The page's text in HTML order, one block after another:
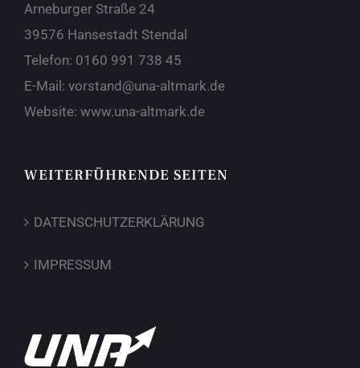
Arneburger Straße 24
39576 Hansestadt Stendal
Telefon: 0160 991 738 45
E-Mail: vorstand@una-altmark.de
Website: www.una-altmark.de
WEITERFÜHRENDE SEITEN
DATENSCHUTZERKLÄRUNG
IMPRESSUM